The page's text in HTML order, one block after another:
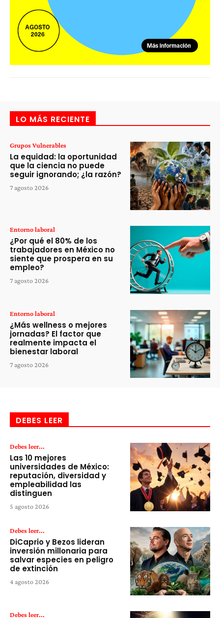
LO MÁS RECIENTE
Grupos Vulnerables
La equidad: la oportunidad
que la ciencia no puede
seguir ignorando; ¿la razón?
7 agosto 2026
Entorno laboral
¿Por qué el 80% de los
trabajadores en México no
siente que prospera en su
empleo?
7 agosto 2026
Entorno laboral
¿Más wellness o mejores
jornadas? El factor que
realmente impacta el
bienestar laboral
7 agosto 2026
DEBES LEER
Debes leer...
Las 10 mejores
universidades de México:
reputación, diversidad y
empleabilidad las
distinguen
5 agosto 2026
Debes leer...
DiCaprio y Bezos lideran
inversión millonaria para
salvar especies en peligro
de extinción
4 agosto 2026
Debes leer...